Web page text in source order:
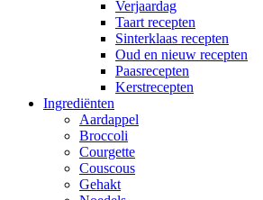
Verjaardag
Taart recepten
Sinterklaas recepten
Oud en nieuw recepten
Paasrecepten
Kerstrecepten
Ingrediënten
Aardappel
Broccoli
Courgette
Couscous
Gehakt